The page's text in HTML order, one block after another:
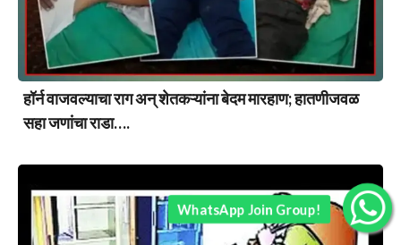
हॉर्न वाजवल्याचा राग अन् शेतकऱ्यांना बेदम मारहाण; हातणीजवळ
सहा जणांचा राडा….
WhatsApp Join Group!